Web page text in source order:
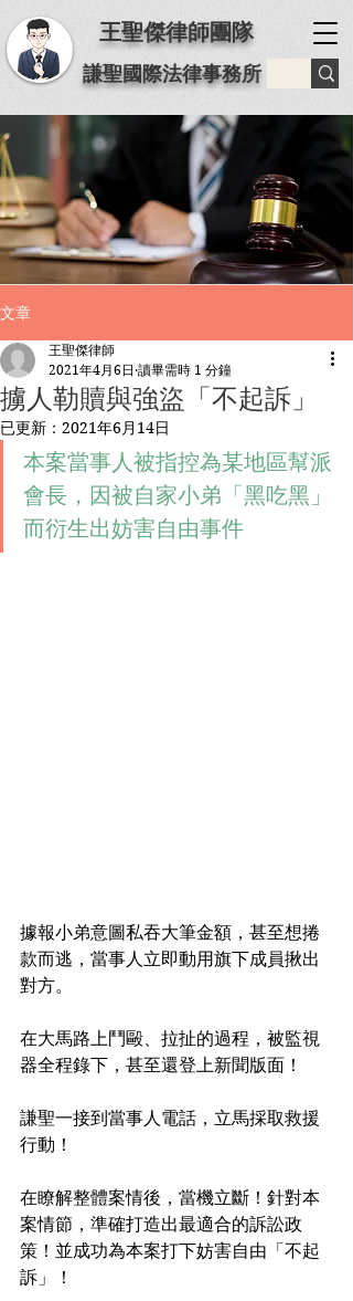
王聖傑律師團隊
謙聖國際法律事務所
文章
擄人勒贖與強盜「不起訴」
王聖傑律師
2021年4月6日 讀畢需時 1 分鐘
已更新： 2021年6月14日
本案當事人被指控為某地區幫派
會長，因被自家小弟「黑吃黑」
而衍生出妨害自由事件
據報小弟意圖私吞大筆金額，甚至想捲
款而逃，當事人立即動用旗下成員揪出
對方。
在大馬路上鬥毆、拉扯的過程，被監視
器全程錄下，甚至還登上新聞版面！
謙聖一接到當事人電話，立馬採取救援
行動！
在瞭解整體案情後，當機立斷！針對本
案情節，準確打造出最適合的訴訟政
策！並成功為本案打下妨害自由「不起
訴」！